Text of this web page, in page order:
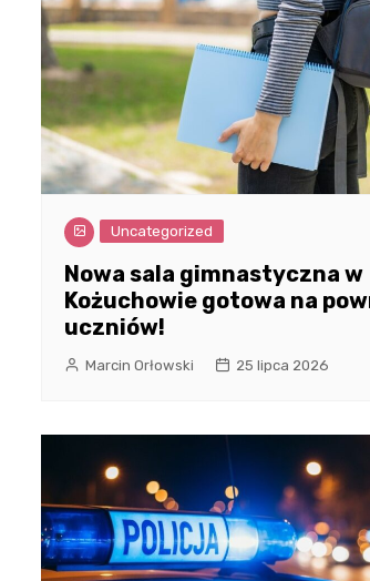
Uncategorized
Nowa sala gimnastyczna w
Kożuchowie gotowa na
uczniów!
Marcin Orłowski 25 lipca 2026